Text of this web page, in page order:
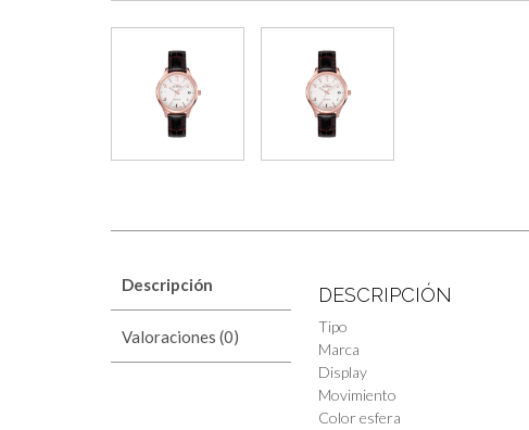
Descripción
Valoraciones (0)
DESCRIPCIÓN
Tipo
Marca
Display
Movimiento
Color esfera